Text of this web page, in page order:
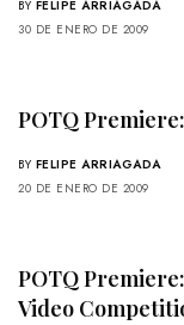
BY FELIPE ARRIAGADA
30 DE ENERO DE 2009
POTQ
BY FELIPE ARRIAGADA
20 DE ENERO DE 2009
POTQ
Video